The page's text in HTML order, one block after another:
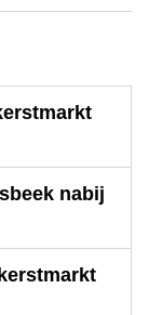
nabij